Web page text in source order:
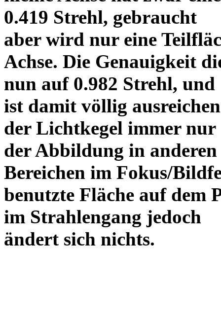
0.419 Strehl, gebraucht
aber wird nur eine
Achse. Die Genauigkeit
nun auf 0.982 Strehl, und
ist damit völlig
der Lichtkegel immer nur
der Abbildung in anderen
Bereichen im Fokus/
benutzte Fläche auf dem
im Strahlengang jedoch
ändert sich nichts.